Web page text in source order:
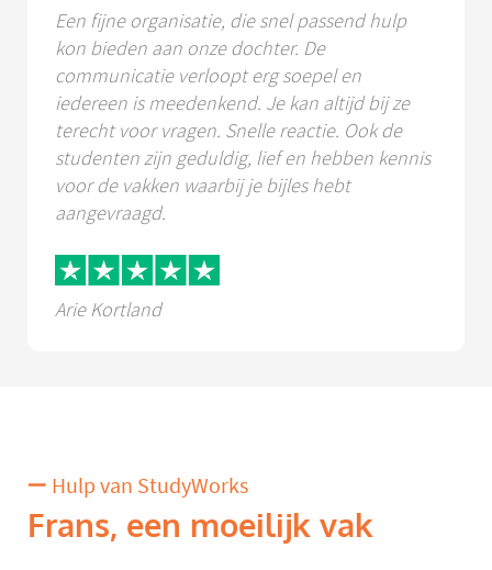
Een fijne organisatie, die snel passend hulp
kon bieden aan onze dochter. De
communicatie verloopt erg soepel en
iedereen is meedenkend. Je kan altijd bij ze
terecht voor vragen. Snelle reactie. Ook de
studenten zijn geduldig, lief en hebben kennis
voor de vakken waarbij je bijles hebt
aangevraagd.
Arie Kortland
Hulp van StudyWorks
Frans, een moeilijk vak